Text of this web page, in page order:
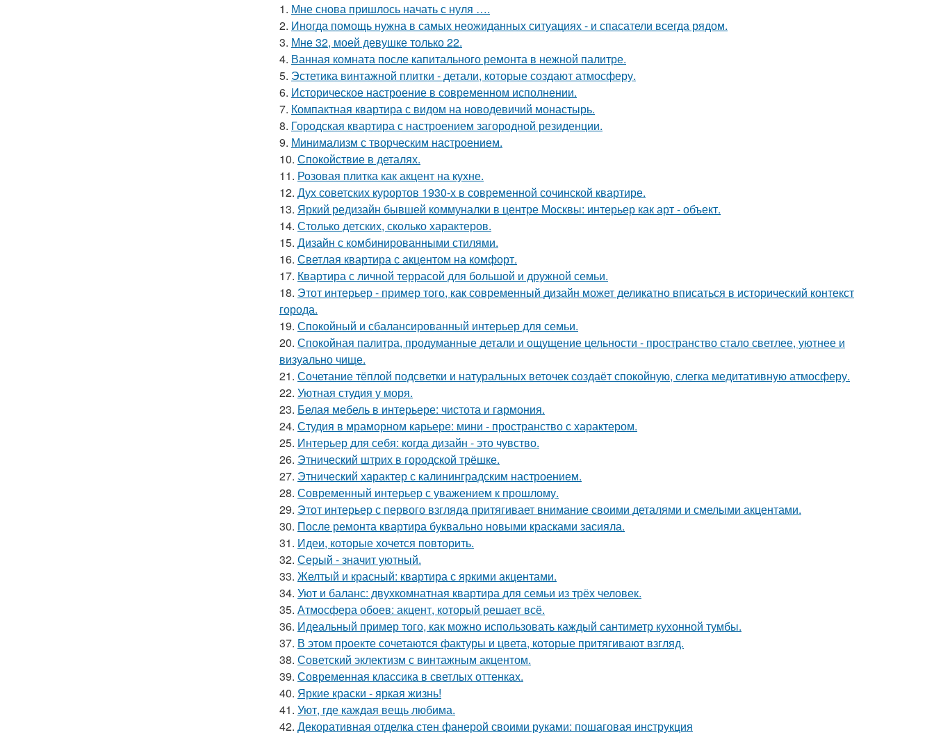
1. Мне снова пришлось начать с нуля ….
2. Иногда помощь нужна в самых неожиданных ситуациях - и спасатели всегда рядом.
3. Мне 32, моей девушке только 22.
4. Ванная комната после капитального ремонта в нежной палитре.
5. Эстетика винтажной плитки - детали, которые создают атмосферу.
6. Историческое настроение в современном исполнении.
7. Компактная квартира с видом на новодевичий монастырь.
8. Городская квартира с настроением загородной резиденции.
9. Минимализм с творческим настроением.
10. Спокойствие в деталях.
11. Розовая плитка как акцент на кухне.
12. Дух советских курортов 1930-х в современной сочинской квартире.
13. Яркий редизайн бывшей коммуналки в центре Москвы: интерьер как арт - объект.
14. Столько детских, сколько характеров.
15. Дизайн с комбинированными стилями.
16. Светлая квартира с акцентом на комфорт.
17. Квартира с личной террасой для большой и дружной семьи.
18. Этот интерьер - пример того, как современный дизайн может деликатно вписаться в исторический контекст
города.
19. Спокойный и сбалансированный интерьер для семьи.
20. Спокойная палитра, продуманные детали и ощущение цельности - пространство стало светлее, уютнее и
визуально чище.
21. Сочетание тёплой подсветки и натуральных веточек создаёт спокойную, слегка медитативную атмосферу.
22. Уютная студия у моря.
23. Белая мебель в интерьере: чистота и гармония.
24. Студия в мраморном карьере: мини - пространство с характером.
25. Интерьер для себя: когда дизайн - это чувство.
26. Этнический штрих в городской трёшке.
27. Этнический характер с калининградским настроением.
28. Современный интерьер с уважением к прошлому.
29. Этот интерьер с первого взгляда притягивает внимание своими деталями и смелыми акцентами.
30. После ремонта квартира буквально новыми красками засияла.
31. Идеи, которые хочется повторить.
32. Серый - значит уютный.
33. Желтый и красный: квартира с яркими акцентами.
34. Уют и баланс: двухкомнатная квартира для семьи из трёх человек.
35. Атмосфера обоев: акцент, который решает всё.
36. Идеальный пример того, как можно использовать каждый сантиметр кухонной тумбы.
37. В этом проекте сочетаются фактуры и цвета, которые притягивают взгляд.
38. Советский эклектизм с винтажным акцентом.
39. Современная классика в светлых оттенках.
40. Яркие краски - яркая жизнь!
41. Уют, где каждая вещь любима.
42. Декоративная отделка стен фанерой своими руками: пошаговая инструкция